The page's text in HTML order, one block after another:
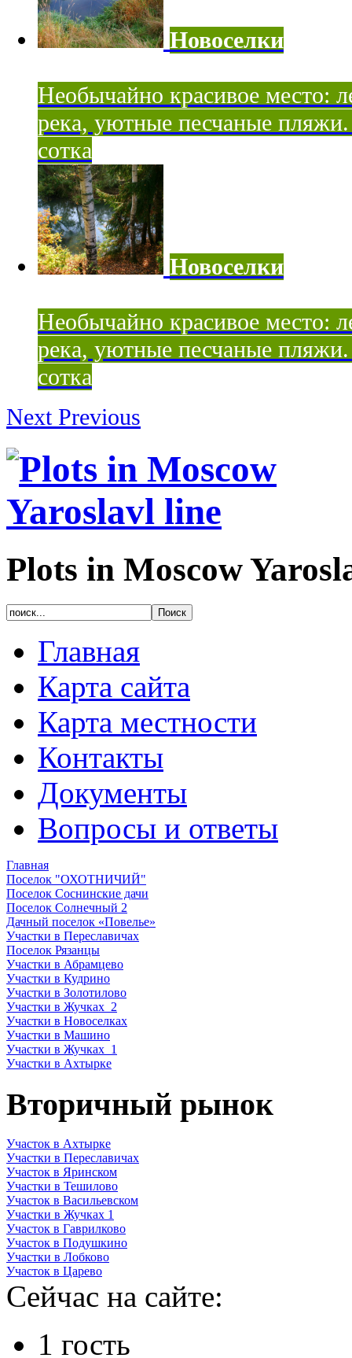
Новоселки
Необычайно красивое место:
река, уютные песчаные
сотка
Новоселки
Необычайно красивое место:
река, уютные песчаные
сотка
Next Previous
Plots in Moscow
Главная
Карта сайта
Карта местности
Контакты
Документы
Вопросы и ответы
Главная
Поселок "ОХОТНИЧИЙ"
Поселок Соснинские дачи
Поселок Солнечный 2
Дачный поселок «Повелье»
Участки в Переславичах
Поселок Рязанцы
Участки в Абрамцево
Участки в Кудрино
Участки в Золотилово
Участки в Жучках_2
Участки в Новоселках
Участки в Машино
Участки в Жучках_1
Участки в Ахтырке
Вторичный рынок
Участок в Ахтырке
Участки в Переславичах
Участок в Яринском
Участки в Тешилово
Участок в Васильевском
Участки в Жучках 1
Участок в Гаврилково
Участок в Подушкино
Участки в Лобково
Участок в Царево
Сейчас на сайте:
1 гость